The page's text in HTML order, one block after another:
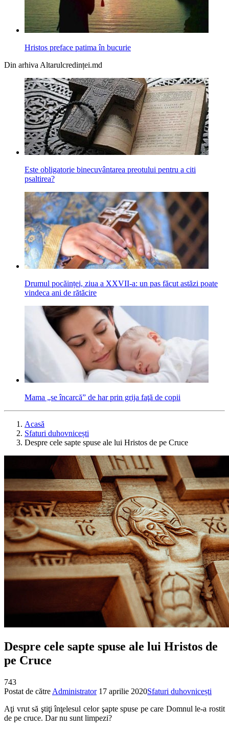
Hristos preface patima în bucurie
Din arhiva Altarulcredinței.md
Este obligatorie binecuvântarea preotului pentru a citi
psaltirea?
Drumul pocăinței, ziua a XXVII-a: un pas făcut astăzi poate
vindeca ani de rătăcire
Mama „se încarcă” de har prin grija faţă de copii
Acasă
Sfaturi duhovnicești
Despre cele sapte spuse ale lui Hristos de pe Cruce
Despre cele sapte spuse ale lui Hristos de
pe Cruce
743
Postat de către Administrator 17 aprilie 2020Sfaturi duhovnicești
Aţi vrut să ştiţi înţelesul celor şapte spuse pe care Domnul le-a rostit
de pe cruce. Dar nu sunt limpezi?